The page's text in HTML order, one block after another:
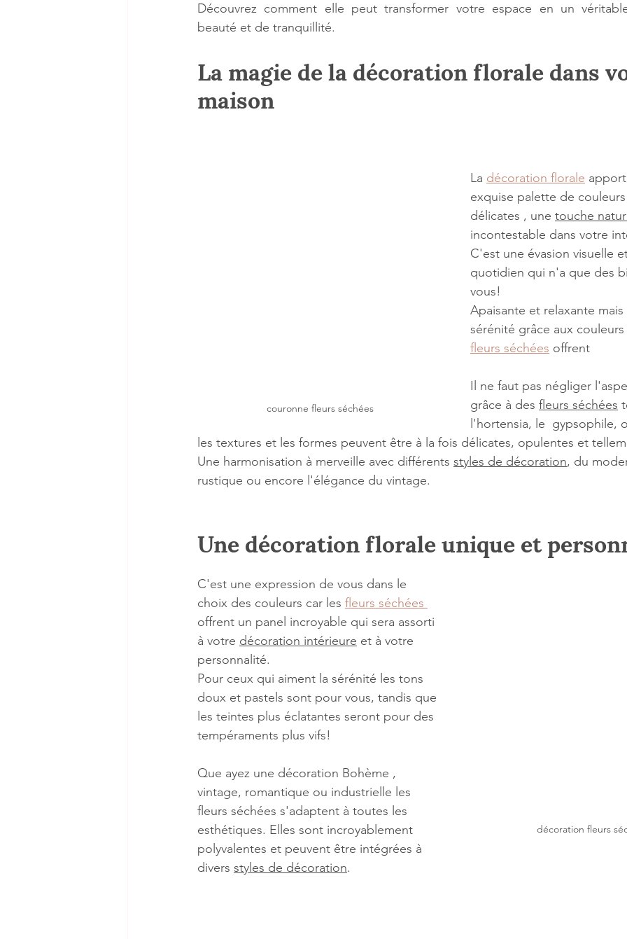
Découvrez comment elle peut transformer votre espace en un
beauté et de tranquillité.
La magie de la décoration florale dans
maison
couronne fleurs séchées
La décoration florale
exquise palette de
délicates , une touche
incontestable dans votre
C'est une évasion visuelle
quotidien qui n'a que des
vous!
Apaisante et relaxante
sérénité grâce aux
fleurs séchées offrent
Il ne faut pas négliger
grâce à des fleurs séchées
l'hortensia, le  gypsophile,
les textures et les formes peuvent être à la fois délicates, opulentes et
Une harmonisation à merveille avec différents styles de décoration, du
rustique ou encore l'élégance du vintage.
Une décoration florale unique et
décoration fleurs
C'est une expression de vous dans le
choix des couleurs car les fleurs séchées
offrent un panel incroyable qui sera assorti
à votre décoration intérieure et à votre
personnalité.
Pour ceux qui aiment la sérénité les tons
doux et pastels sont pour vous, tandis que
les teintes plus éclatantes seront pour des
tempéraments plus vifs!
Que ayez une décoration Bohème ,
vintage, romantique ou industrielle les
fleurs séchées s'adaptent à toutes les
esthétiques. Elles sont incroyablement
polyvalentes et peuvent être intégrées à
divers styles de décoration.